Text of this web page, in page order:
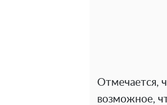
Отмечается,
возможное,